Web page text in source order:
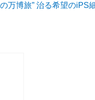
万博旅” 治る希望のiPS